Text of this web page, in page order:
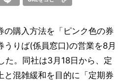
の購入方法を「ピンク色の券
りば(係員窓口)の営業を8月
た。同社は3月18日から、定
と混雑緩和を目的に「定期券